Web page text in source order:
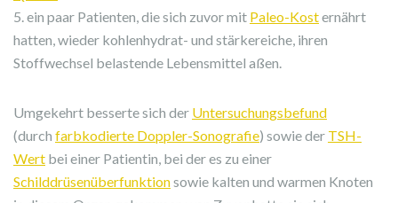
5. ein paar Patienten, die sich zuvor mit Paleo-Kosternährt
hatten, wieder kohlenhydrat- und stärkereiche, ihren
Stoffwechsel belastende Lebensmittel aßen.
Umgekehrt besserte sich der Untersuchungsbefund
(durch farbkodierte Doppler-Sonografie) sowie der TSH-
Wert bei einer Patientin, bei der es zu einer
Schilddrüsenüberfunktionsowie kalten und warmen Knoten